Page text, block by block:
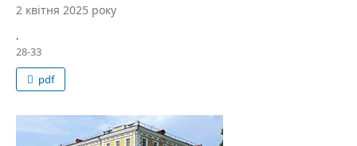
2 квітня 2025 року
.
28-33
pdf